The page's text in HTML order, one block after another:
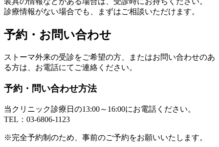
診療情報がない場合でも、まずはご相談いただけます。
予約・お問い合わせ
ストーマ外来の受診をご希望の方、またはお問い合わせのあ
る方は、お電話にてご連絡ください。
予約・問い合わせ方法
当クリニック診療日の13:00～16:00にお電話ください。
TEL： 03-6806-1123
※完全予約制のため、事前のご予約をお願いいたします。